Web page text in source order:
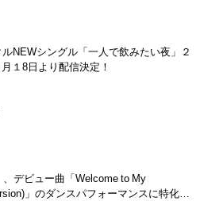
NEWシングル「一人で飲みたい夜」２
１8日より配信決定！
、デビュー曲「Welcome to My
」のダンスパフォーマンスに特化し